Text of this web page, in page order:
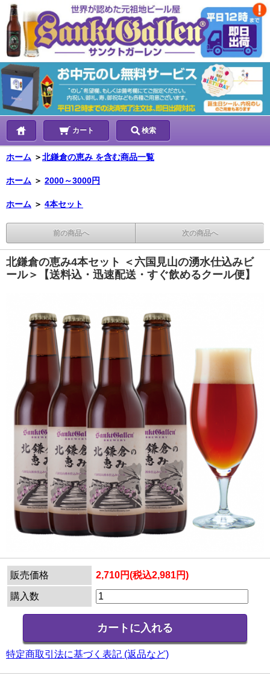
カート 検索
ホーム ＞北鎌倉の恵み を含む商品一覧
ホーム ＞ 2000～3000円
ホーム ＞ 4本セット
前の商品へ 次の商品へ
北鎌倉の恵み4本セット ＜六国見山の湧水仕込みビ
ール＞【送料込・迅速配送・すぐ飲めるクール便】
販売価格 2,710円(税込2,981円)
購入数
特定商取引法に基づく表記 (返品など)